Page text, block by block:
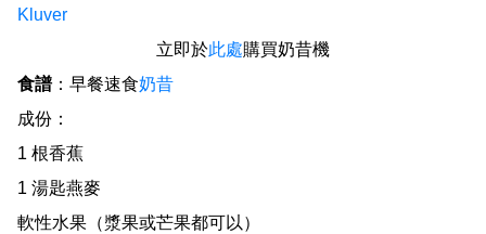
Kluver
立即於此處購買奶昔機
食譜：早餐速食奶昔
成份：
1 根香蕉
1 湯匙燕麥
軟性水果（漿果或芒果都可以）